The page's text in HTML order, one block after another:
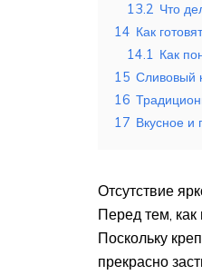
13.2 Что
14 Как
14.1 Как
15 Сливовый
16
17 Вкусное и
Отсутствие
Перед тем, как
Поскольку
прекрасно